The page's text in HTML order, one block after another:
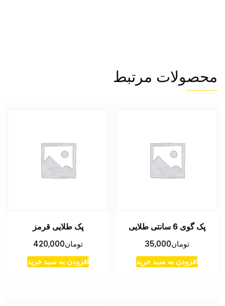
محصولات مرتبط
پک گوی 6 سانتی طلایی
تومان35,000
افزودن به سبد خرید
پک طلایی قرمز
تومان420,000
افزودن به سبد خرید